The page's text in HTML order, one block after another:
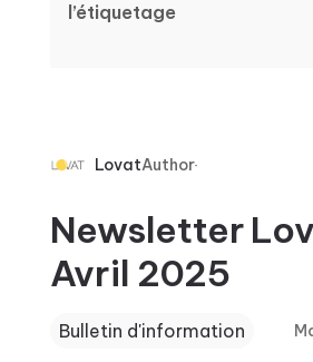
l’étiquetage
LovatAuthor
Newsletter
Avril 2025
Bulletin d'information